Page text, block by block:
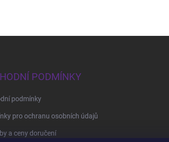
PODMÍNKY
podmínky
pro ochranu osobních údajů
a ceny doručení